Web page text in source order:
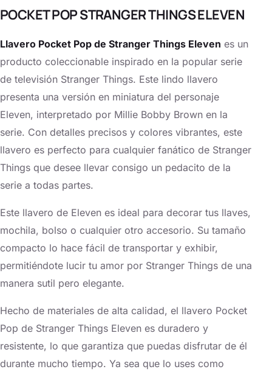
POCKET POP STRANGER THINGS ELEVEN
Llavero Pocket Pop de Stranger Things Eleven es un
producto coleccionable inspirado en la popular serie
de televisión Stranger Things. Este lindo llavero
presenta una versión en miniatura del personaje
Eleven, interpretado por Millie Bobby Brown en la
serie. Con detalles precisos y colores vibrantes, este
llavero es perfecto para cualquier fanático de Stranger
Things que desee llevar consigo un pedacito de la
serie a todas partes.
Este llavero de Eleven es ideal para decorar tus llaves,
mochila, bolso o cualquier otro accesorio. Su tamaño
compacto lo hace fácil de transportar y exhibir,
permitiéndote lucir tu amor por Stranger Things de una
manera sutil pero elegante.
Hecho de materiales de alta calidad, el llavero Pocket
Pop de Stranger Things Eleven es duradero y
resistente, lo que garantiza que puedas disfrutar de él
durante mucho tiempo. Ya sea que lo uses como